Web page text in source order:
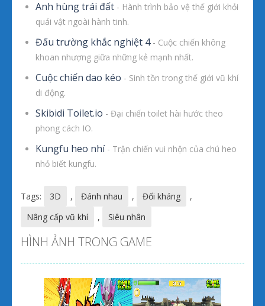
Anh hùng trái đất - Hành trình bảo vệ thế giới khỏi
quái vật ngoài hành tinh.
Đấu trường khắc nghiệt 4- Cuộc chiến không
khoan nhượng giữa những kẻ mạnh nhất.
Cuộc chiến dao kéo - Sinh tồn trong thế giới vũ khí
di động.
Skibidi Toilet.io - Đại chiến toilet hài hước theo
phong cách IO.
Kungfu heo nhí- Trận chiến vui nhộn của chú heo
nhỏ biết kungfu.
Tags: 3D , Đánh nhau , Đối kháng
,
Nâng cấp vũ khí
, Siêu nhân
HÌNH ẢNH TRONG GAME